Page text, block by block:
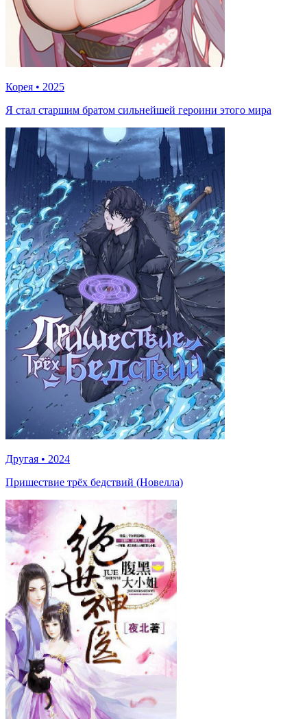
Корея • 2025
Я стал старшим братом сильнейшей героини этого мира
Другая • 2024
Пришествие трёх бедствий (Новелла)